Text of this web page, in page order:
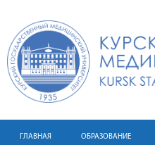
ГЛАВНАЯ ОБРАЗОВАНИЕ